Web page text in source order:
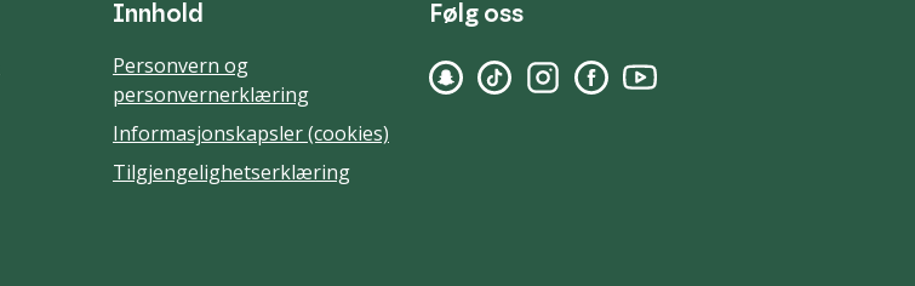
Innhold
Personvern og
personvernerklæring
Informasjonskapsler (cookies)
Tilgjengelighetserklæring
Følg oss